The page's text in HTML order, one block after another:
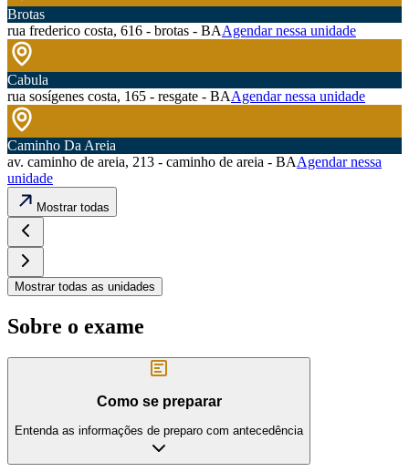
Brotas
rua frederico costa, 616 - brotas - BAAgendar nessa unidade
Cabula
rua sosígenes costa, 165 - resgate - BAAgendar nessa unidade
Caminho Da Areia
av. caminho de areia, 213 - caminho de areia - BAAgendar nessa
unidade
Mostrar todas
Mostrar todas as unidades
Sobre o exame
Como se preparar
Entenda as informações de preparo com antecedência